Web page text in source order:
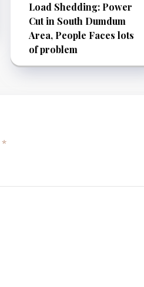
Load Shedding: Power
Cut in South Dumdum
Area, People Faces lots
of problem
*